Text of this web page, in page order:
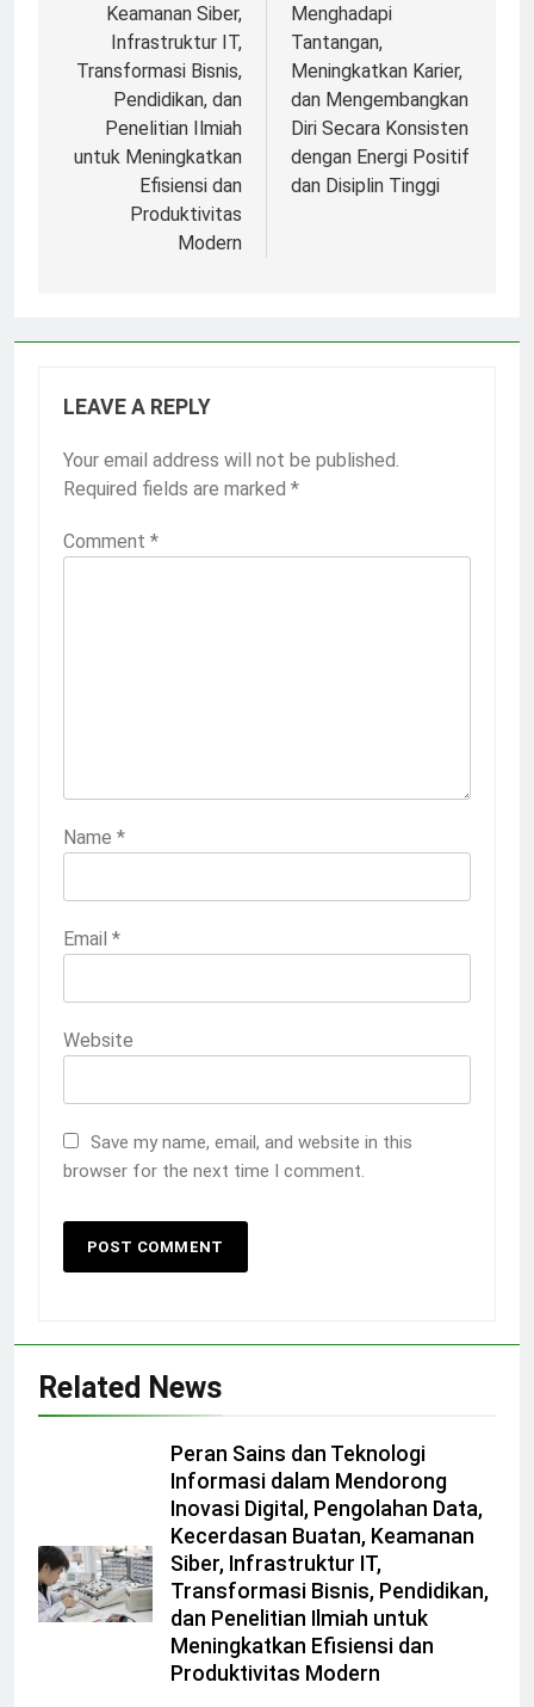
Keamanan Siber,
Infrastruktur IT,
Transformasi Bisnis,
Pendidikan, dan
Penelitian Ilmiah
untuk Meningkatkan
Efisiensi dan
Produktivitas
Modern
Menghadapi
Tantangan,
Meningkatkan Karier,
dan Mengembangkan
Diri Secara Konsisten
dengan Energi Positif
dan Disiplin Tinggi
LEAVE A REPLY
Your email address will not be published.
Required fields are marked *
Comment *
Name *
Email *
Website
Save my name, email, and website in this
browser for the next time I comment.
Related News
Peran Sains dan Teknologi
Informasi dalam Mendorong
Inovasi Digital, Pengolahan Data,
Kecerdasan Buatan, Keamanan
Siber, Infrastruktur IT,
Transformasi Bisnis, Pendidikan,
dan Penelitian Ilmiah untuk
Meningkatkan Efisiensi dan
Produktivitas Modern